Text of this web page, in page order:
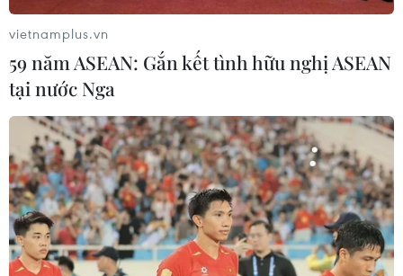
06/08/2026 23:00
Mưa lớn gây ngập lụt, chia cắt nhiều
khu vực ở Nghệ An
06/08/2026 13:06
Đắk Lắk truy quét, xử lý tình trạng
phá rừng, lấn chiếm đất rừng
06/08/2026 12:36
vietnamplus.vn
59 năm ASEAN: Gắn kết tình hữu nghị ASEAN
tại nước Nga